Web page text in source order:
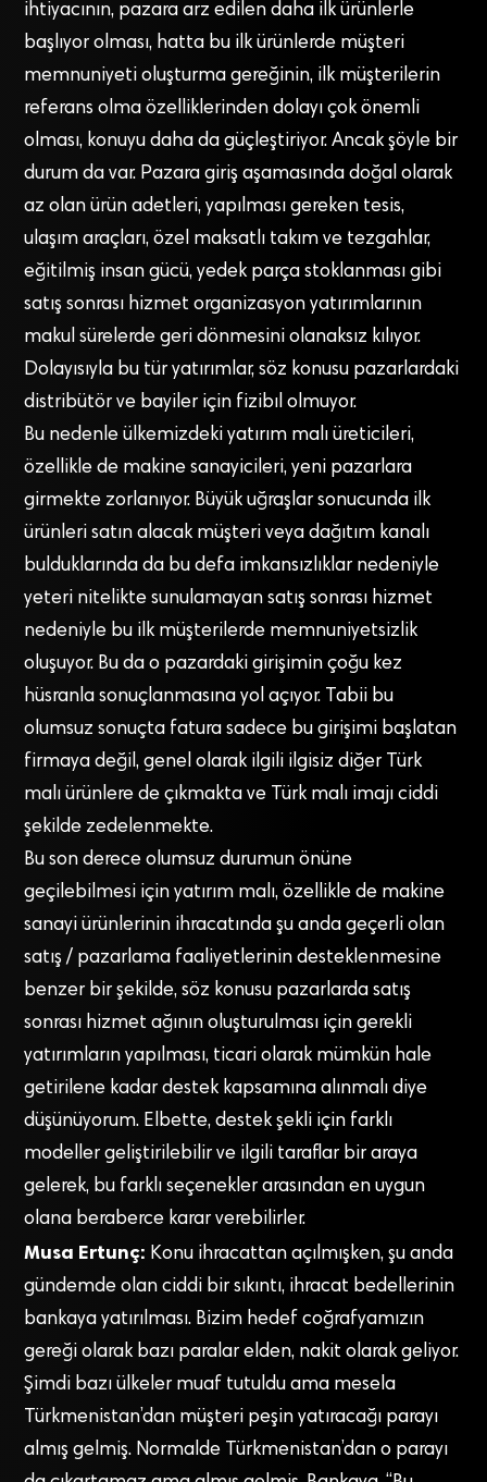
ihtiyacının, pazara arz edilen daha ilk ürünlerle
başlıyor olması, hatta bu ilk ürünlerde müşteri
memnuniyeti oluşturma gereğinin, ilk müşterilerin
referans olma özelliklerinden dolayı çok önemli
olması, konuyu daha da güçleştiriyor. Ancak şöyle bir
durum da var. Pazara giriş aşamasında doğal olarak
az olan ürün adetleri, yapılması gereken tesis,
ulaşım araçları, özel maksatlı takım ve tezgahlar,
eğitilmiş insan gücü, yedek parça stoklanması gibi
satış sonrası hizmet organizasyon yatırımlarının
makul sürelerde geri dönmesini olanaksız kılıyor.
Dolayısıyla bu tür yatırımlar, söz konusu pazarlardaki
distribütör ve bayiler için fizibıl olmuyor.
Bu nedenle ülkemizdeki yatırım malı üreticileri,
özellikle de makine sanayicileri, yeni pazarlara
girmekte zorlanıyor. Büyük uğraşlar sonucunda ilk
ürünleri satın alacak müşteri veya dağıtım kanalı
bulduklarında da bu defa imkansızlıklar nedeniyle
yeteri nitelikte sunulamayan satış sonrası hizmet
nedeniyle bu ilk müşterilerde memnuniyetsizlik
oluşuyor. Bu da o pazardaki girişimin çoğu kez
hüsranla sonuçlanmasına yol açıyor. Tabii bu
olumsuz sonuçta fatura sadece bu girişimi başlatan
firmaya değil, genel olarak ilgili ilgisiz diğer Türk
malı ürünlere de çıkmakta ve Türk malı imajı ciddi
şekilde zedelenmekte.
Bu son derece olumsuz durumun önüne
geçilebilmesi için yatırım malı, özellikle de makine
sanayi ürünlerinin ihracatında şu anda geçerli olan
satış / pazarlama faaliyetlerinin desteklenmesine
benzer bir şekilde, söz konusu pazarlarda satış
sonrası hizmet ağının oluşturulması için gerekli
yatırımların yapılması, ticari olarak mümkün hale
getirilene kadar destek kapsamına alınmalı diye
düşünüyorum. Elbette, destek şekli için farklı
modeller geliştirilebilir ve ilgili taraflar bir araya
gelerek, bu farklı seçenekler arasından en uygun
olana beraberce karar verebilirler.
Musa Ertunç: Konu ihracattan açılmışken, şu anda
gündemde olan ciddi bir sıkıntı, ihracat bedellerinin
bankaya yatırılması. Bizim hedef coğrafyamızın
gereği olarak bazı paralar elden, nakit olarak geliyor.
Şimdi bazı ülkeler muaf tutuldu ama mesela
Türkmenistan’dan müşteri peşin yatıracağı parayı
almış gelmiş. Normalde Türkmenistan’dan o parayı